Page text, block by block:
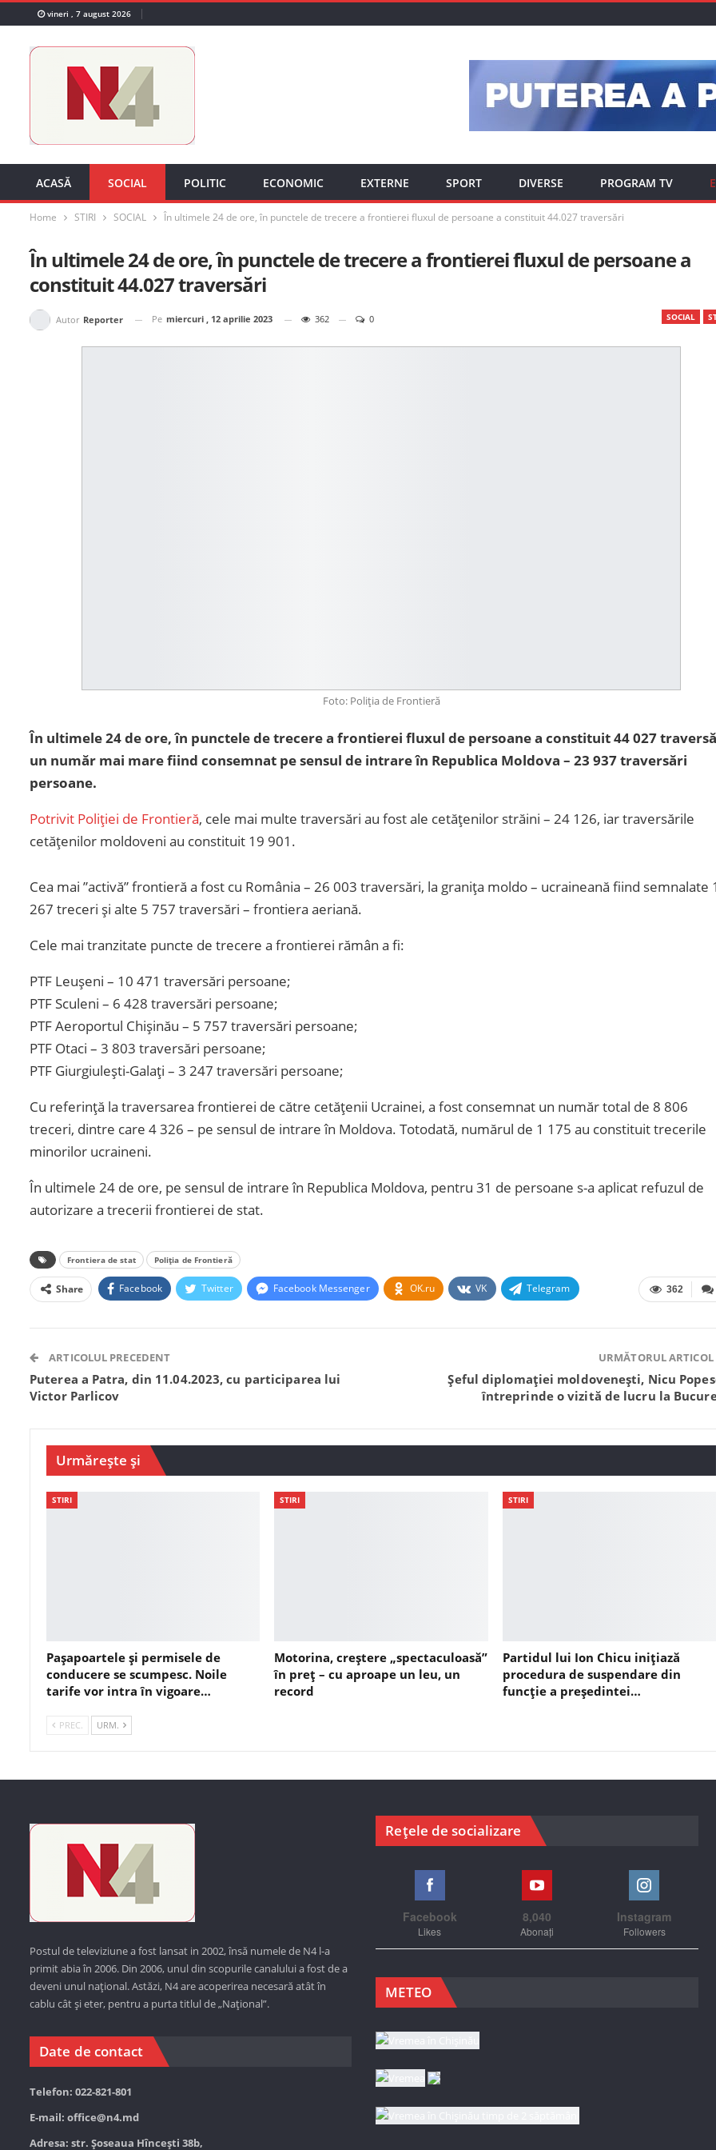
vineri , 7 august 2026
ACASĂ SOCIAL POLITIC ECONOMIC EXTERNE SPORT DIVERSE PROGRAM TV
Home STIRI SOCIAL În ultimele 24 de ore, în punctele de trecere a frontierei fluxul de persoane a constituit 44.027 traversări
În ultimele 24 de ore, în punctele de trecere a frontierei fluxul de persoane a
constituit 44.027 traversări
SOCIAL
Autor Reporter Pe miercuri , 12 aprilie 2023 362 0
Foto: Poliția de Frontieră
În ultimele 24 de ore, în punctele de trecere a frontierei fluxul de persoane a constituit 44 027
un număr mai mare fiind consemnat pe sensul de intrare în Republica Moldova – 23 937 traversări
persoane.
Potrivit Poliției de Frontieră, cele mai multe traversări au fost ale cetățenilor străini – 24 126, iar traversările
cetățenilor moldoveni au constituit 19 901.
Cea mai ”activă” frontieră a fost cu România – 26 003 traversări, la granița moldo – ucraineană fiind semnalate
267 treceri și alte 5 757 traversări – frontiera aeriană.
Cele mai tranzitate puncte de trecere a frontierei rămân a fi:
PTF Leușeni – 10 471 traversări persoane;
PTF Sculeni – 6 428 traversări persoane;
PTF Aeroportul Chișinău – 5 757 traversări persoane;
PTF Otaci – 3 803 traversări persoane;
PTF Giurgiulești-Galați – 3 247 traversări persoane;
Cu referință la traversarea frontierei de către cetățenii Ucrainei, a fost consemnat un număr total de 8 806
treceri, dintre care 4 326 – pe sensul de intrare în Moldova. Totodată, numărul de 1 175 au constituit trecerile
minorilor ucraineni.
În ultimele 24 de ore, pe sensul de intrare în Republica Moldova, pentru 31 de persoane s-a aplicat refuzul de
autorizare a trecerii frontierei de stat.
Frontiera de stat Poliția de Frontieră
362
Share Facebook Twitter Facebook Messenger OK.ru VK Telegram
ARTICOLUL PRECEDENT
Puterea a Patra, din 11.04.2023, cu participarea lui
Victor Parlicov
URMĂTORUL ARTICOL
Șeful diplomației moldovenești, Nicu
întreprinde o vizită de lucru la
Urmărește și
STIRI
Pașapoartele și permisele de
conducere se scumpesc. Noile
tarife vor intra în vigoare…
STIRI
Motorina, creștere „spectaculoasă”
în preț – cu aproape un leu, un
record
STIRI
Partidul lui Ion Chicu inițiază
procedura de suspendare din
funcție a președintei…
PREC. URM.
Postul de televiziune a fost lansat in 2002, însă numele de N4 l-a
primit abia în 2006. Din 2006, unul din scopurile canalului a fost de a
deveni unul național. Astăzi, N4 are acoperirea necesară atât în
cablu cât și eter, pentru a purta titlul de „Național”.
Date de contact
Telefon: 022-821-801
E-mail: office@n4.md
Adresa: str. Șoseaua Hînceşti 38b,
Rețele de socializare
Facebook
Likes
8,040
Abonați
Instagram
Followers
METEO